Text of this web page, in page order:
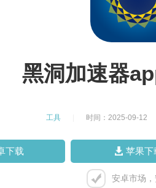
黑洞加速器
工具 时间：2025-09-12
下载 苹果下
安卓市场